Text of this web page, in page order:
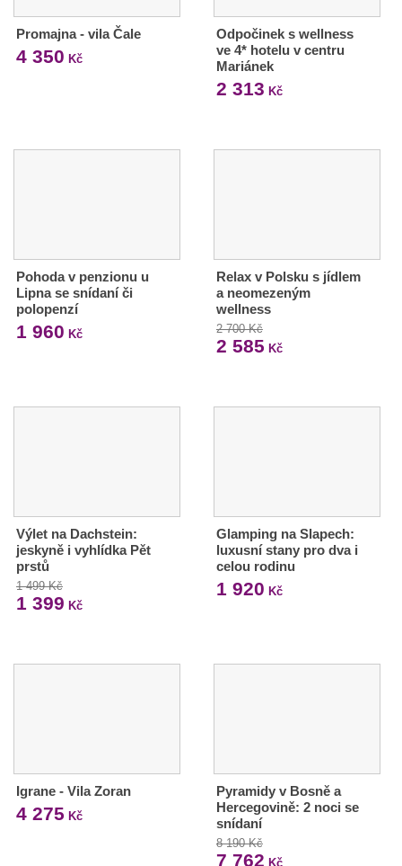
Promajna - vila Čale
4 350 Kč
Odpočinek s wellness
ve 4* hotelu v centru
Mariánek
2 313 Kč
Pohoda v penzionu u
Lipna se snídaní či
polopenzí
1 960 Kč
Relax v Polsku s jídlem
a neomezeným
wellness
2 700 Kč
2 585 Kč
Výlet na Dachstein:
jeskyně i vyhlídka Pět
prstů
1 499 Kč
1 399 Kč
Glamping na Slapech:
luxusní stany pro dva i
celou rodinu
1 920 Kč
Igrane - Vila Zoran
4 275 Kč
Pyramidy v Bosně a
Hercegovině: 2 noci se
snídaní
8 190 Kč
7 762 Kč